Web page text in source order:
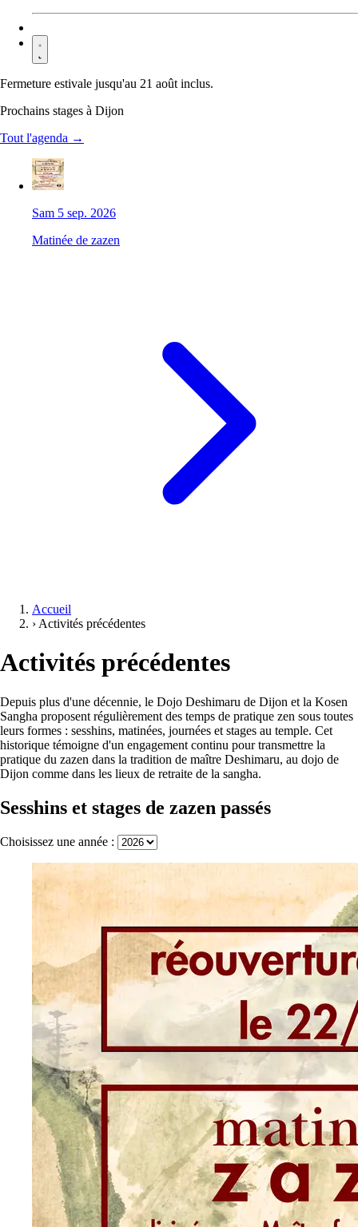
Fermeture estivale jusqu'au 21 août inclus.
Prochains stages à Dijon
Tout l'agenda →
Sam 5 sep. 2026
Matinée de zazen
Accueil
› Activités précédentes
Activités précédentes
Depuis plus d'une décennie, le Dojo Deshimaru de Dijon et la Kosen
Sangha proposent régulièrement des temps de pratique zen sous toutes
leurs formes : sesshins, matinées, journées et stages au temple. Cet
historique témoigne d'un engagement continu pour transmettre la
pratique du zazen dans la tradition de maître Deshimaru, au dojo de
Dijon comme dans les lieux de retraite de la sangha.
Sesshins et stages de zazen passés
Choisissez une année :